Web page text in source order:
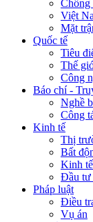
Chống
Việt
Mặt
Quốc tế
Tiêu
Thế
Công
Báo chí -
Nghề
Công
Kinh tế
Thị
Bất
Kinh
Đầu tư
Pháp luật
Điều
Vụ án